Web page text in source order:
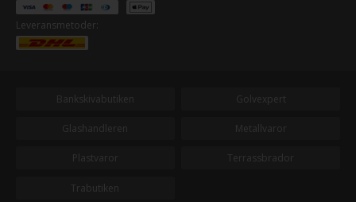
Leveransmetoder:
Bankskivabutiken Golvexpert
Glashandleren Metallvaror
Plastvaror Terrassbrador
Trabutiken